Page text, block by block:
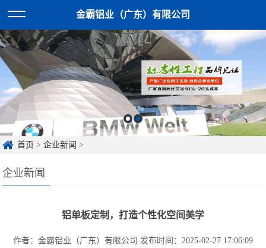
金霸铝业（广东）有限公司
首页 >企业新闻 >
企业新闻
铝单板定制，打造个性化空间美学
作者：金霸铝业（广东）有限公司 发布时间：2025-02-27 17:06:09